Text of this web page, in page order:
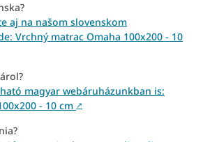
aj na našom slovenskom
Vrchný matrac Omaha 100x200 - 10
magyar webáruházunkban is:
- 10 cm ↗